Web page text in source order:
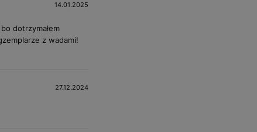
14.01.2025
dotrzymałem
z wadami!
27.12.2024